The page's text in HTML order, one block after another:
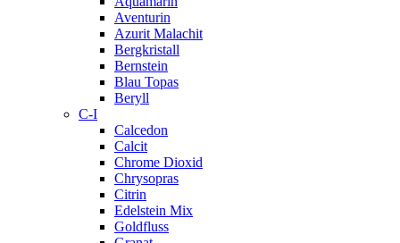
Aventurin
Azurit Malachit
Bergkristall
Bernstein
Blau Topas
Beryll
C-I
Calcedon
Calcit
Chrome Dioxid
Chrysopras
Citrin
Edelstein Mix
Goldfluss